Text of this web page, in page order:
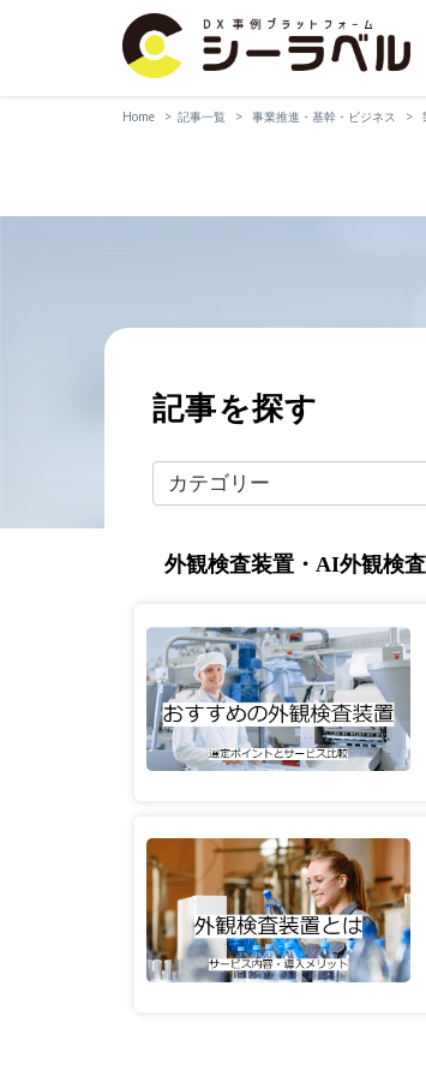
Home 記事一覧 事業推進・基幹・ビジネス
記事を探す
カテゴリー
外観検査装置・AI外観検